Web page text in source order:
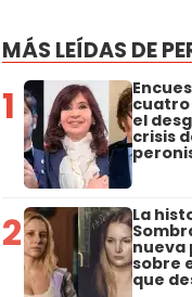
MÁS LEÍDAS DE
1 el
crisis
2 La
nueva
sobre
que